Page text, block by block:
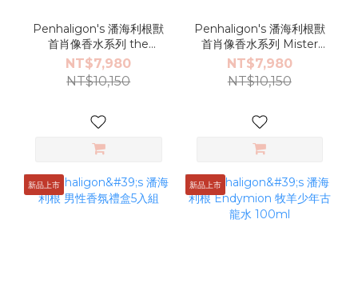
Penhaligon's 潘海利根獸
首肖像香水系列 the
Duke 獵犬淡香精 75ml
NT$7,980
NT$10,150
Penhaligon's 潘海利根獸
首肖像香水系列 Mister
Thompson 大象淡香精
75ml
NT$7,980
NT$10,150
新品上市 新品上市